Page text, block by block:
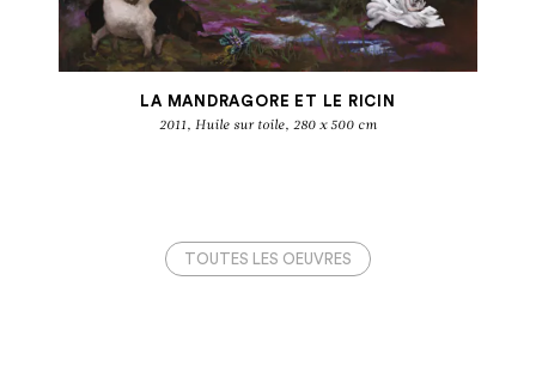
LA MANDRAGORE ET LE RICIN
2011, Huile sur toile, 280 x 500 cm
TOUTES LES OEUVRES